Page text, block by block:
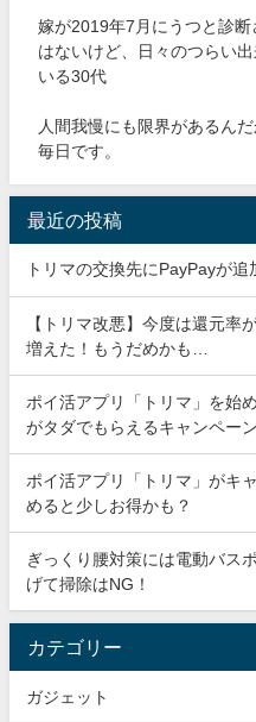
嫁が2019年7月にうつと診
はないけど、日々のつらい
いる30代
人間我慢にも限界があるん
毎日です。
最近の投稿
トリマの交換先にPayPayが
【トリマ改悪】今度は還元率
増えた！もうだめかも…
ポイ活アプリ「トリマ」を始
がタダでもらえるキャンペー
ポイ活アプリ「トリマ」がキ
めると少しお得かも？
ぎっくり腰対策には電動バス
げて掃除はNG！
カテゴリー
ガジェット